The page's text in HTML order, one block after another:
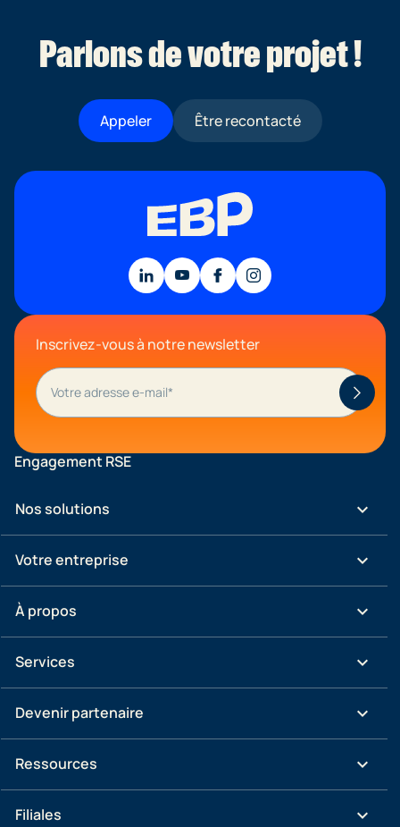
Parlons de votre projet !
Appeler Être recontacté
Inscrivez-vous à notre newsletter
Engagement RSE
Nos solutions keyboard_arrow_down
Votre entreprise keyboard_arrow_down
À propos keyboard_arrow_down
Services keyboard_arrow_down
Devenir partenaire keyboard_arrow_down
Ressources keyboard_arrow_down
Filiales keyboard_arrow_down